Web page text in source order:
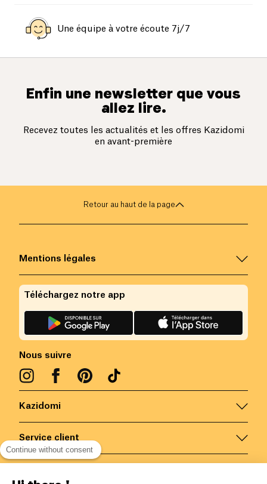
Une équipe à votre écoute 7j/7
Enfin une newsletter que vous
allez lire.
Recevez toutes les actualités et les offres Kazidomi
en avant-première
Retour au haut de la page
Kazidomi
Service client
Mentions légales
Nous suivre
Téléchargez notre app
Continue without consent